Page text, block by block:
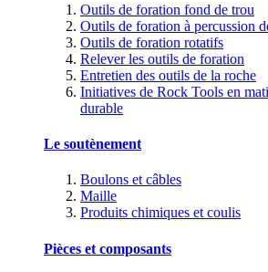
Outils de foration fond de trou
Outils de foration à percussion
Outils de foration rotatifs
Relever les outils de foration
Entretien des outils de la roche
Initiatives de Rock Tools en
durable
Le soutènement
Boulons et câbles
Maille
Produits chimiques et coulis
Pièces et composants